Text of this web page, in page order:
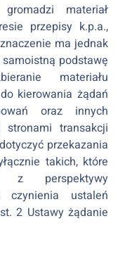
materiał
przepisy k.p.a.,
ma jednak
podstawę
materiału
kierowania żądań
oraz innych
transakcji
przekazania
takich, które
z perspektywy
czynienia ustaleń
2 Ustawy żądanie